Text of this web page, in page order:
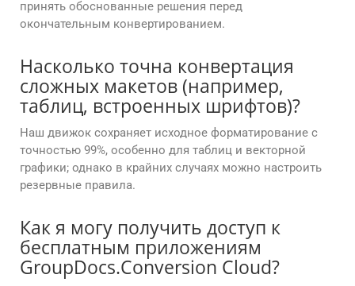
принять обоснованные решения перед
окончательным конвертированием.
Насколько точна конвертация
сложных макетов (например,
таблиц, встроенных шрифтов)?
Наш движок сохраняет исходное форматирование с
точностью 99%, особенно для таблиц и векторной
графики; однако в крайних случаях можно настроить
резервные правила.
Как я могу получить доступ к
бесплатным приложениям
GroupDocs.Conversion Cloud?